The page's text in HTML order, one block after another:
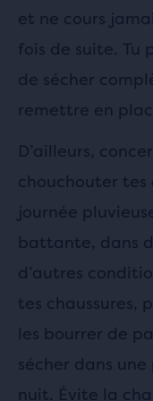
et ne cours
fois de suite. Tu
de sécher
remettre en
D’ailleurs,
chouchouter tes
journée
battante, dans
d’autres
tes chaussures,
les bourrer de
sécher dans
nuit. Évite la